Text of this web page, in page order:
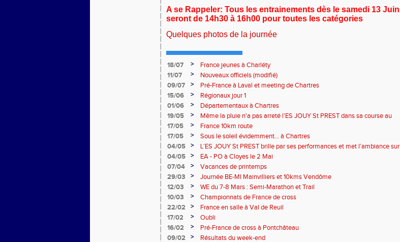
A se Rappeler: Tous les entrainements dès le samedi 13 Juin
seront de 14h30 à 16h00 pour toutes les catégories
Quelques photos de la journée
18/07 >
France jeunes à Charléty
11/07
>
Nouveaux officiels (modifié)
09/07
>
Pré-France à Laval et meeting de Chartres
15/06
>
Régionaux jour 1
01/06
>
Départementaux à Chartres
19/05
>
Même la pluie n'a pas arreté l'ES JOUY St PREST dans sa course au
titre à Bourges !!
17/05 >
France 10km route
17/05
>
Sous le soleil évidemment... à Chartres
04/05
>
L’ES JOUY St PREST brille par ses performances et met l’ambiance sur
le stade de Dreux
04/05 >
EA - PO à Cloyes le 2 Mai
07/04
>
Vacances de printemps
29/03
>
Journée BE-MI Mainvilliers et 10kms Vendôme
12/03
>
WE du 7-8 Mars : Semi-Marathon et Trail
10/03
>
Championnats de France de cross
22/02
>
France en salle à Val de Reuil
17/02
>
Oubli
16/02
>
Pré-France de cross à Pontchâteau
09/02
> Résultats du week-end